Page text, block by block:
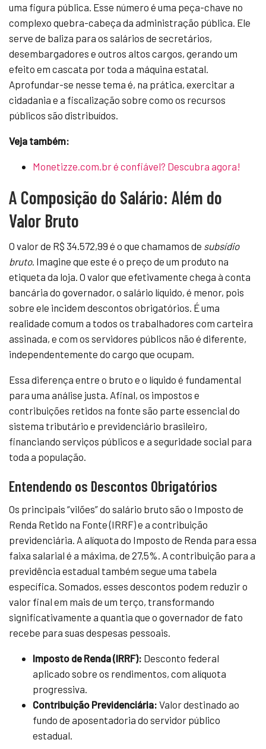
uma figura pública. Esse número é uma peça-chave no
complexo quebra-cabeça da administração pública. Ele
serve de baliza para os salários de secretários,
desembargadores e outros altos cargos, gerando um
efeito em cascata por toda a máquina estatal.
Aprofundar-se nesse tema é, na prática, exercitar a
cidadania e a fiscalização sobre como os recursos
públicos são distribuídos.
Veja também:
Monetizze.com.br é confiável? Descubra agora!
A Composição do Salário: Além do
Valor Bruto
O valor de R$ 34.572,99 é o que chamamos de subsídio
bruto. Imagine que este é o preço de um produto na
etiqueta da loja. O valor que efetivamente chega à conta
bancária do governador, o salário líquido, é menor, pois
sobre ele incidem descontos obrigatórios. É uma
realidade comum a todos os trabalhadores com carteira
assinada, e com os servidores públicos não é diferente,
independentemente do cargo que ocupam.
Essa diferença entre o bruto e o líquido é fundamental
para uma análise justa. Afinal, os impostos e
contribuições retidos na fonte são parte essencial do
sistema tributário e previdenciário brasileiro,
financiando serviços públicos e a seguridade social para
toda a população.
Entendendo os Descontos Obrigatórios
Os principais “vilões” do salário bruto são o Imposto de
Renda Retido na Fonte (IRRF) e a contribuição
previdenciária. A alíquota do Imposto de Renda para essa
faixa salarial é a máxima, de 27,5%. A contribuição para a
previdência estadual também segue uma tabela
específica. Somados, esses descontos podem reduzir o
valor final em mais de um terço, transformando
significativamente a quantia que o governador de fato
recebe para suas despesas pessoais.
Imposto de Renda (IRRF): Desconto federal
aplicado sobre os rendimentos, com alíquota
progressiva.
Contribuição Previdenciária: Valor destinado ao
fundo de aposentadoria do servidor público
estadual.